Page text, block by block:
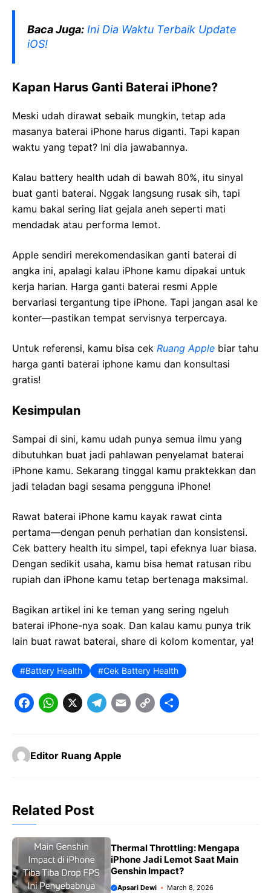
Baca Juga: Ini Dia Waktu Terbaik Update
iOS!
Kapan Harus Ganti Baterai iPhone?
Meski udah dirawat sebaik mungkin, tetap ada
masanya baterai iPhone harus diganti. Tapi kapan
waktu yang tepat? Ini dia jawabannya.
Kalau battery health udah di bawah 80%, itu sinyal
buat ganti baterai. Nggak langsung rusak sih, tapi
kamu bakal sering liat gejala aneh seperti mati
mendadak atau performa lemot.
Apple sendiri merekomendasikan ganti baterai di
angka ini, apalagi kalau iPhone kamu dipakai untuk
kerja harian. Harga ganti baterai resmi Apple
bervariasi tergantung tipe iPhone. Tapi jangan asal ke
konter—pastikan tempat servisnya terpercaya.
Untuk referensi, kamu bisa cek Ruang Apple biar tahu
harga ganti baterai iphone kamu dan konsultasi
gratis!
Kesimpulan
Sampai di sini, kamu udah punya semua ilmu yang
dibutuhkan buat jadi pahlawan penyelamat baterai
iPhone kamu. Sekarang tinggal kamu praktekkan dan
jadi teladan bagi sesama pengguna iPhone!
Rawat baterai iPhone kamu kayak rawat cinta
pertama—dengan penuh perhatian dan konsistensi.
Cek battery health itu simpel, tapi efeknya luar biasa.
Dengan sedikit usaha, kamu bisa hemat ratusan ribu
rupiah dan iPhone kamu tetap bertenaga maksimal.
Bagikan artikel ini ke teman yang sering ngeluh
baterai iPhone-nya soak. Dan kalau kamu punya trik
lain buat rawat baterai, share di kolom komentar, ya!
Battery Health Cek Battery Health
F
c
e
o
o
k
W
t
A
p
p
X T
e
r
a
m
E
il
C
k
S
Editor Ruang Apple
Related Post
Thermal Throttling: Mengapa
iPhone Jadi Lemot Saat Main
Genshin Impact?
Apsari Dewi March 8, 2026